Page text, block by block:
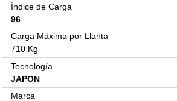
Índice de Carga
96
Carga Máxima por Llanta
710 Kg
Tecnología
JAPON
Marca